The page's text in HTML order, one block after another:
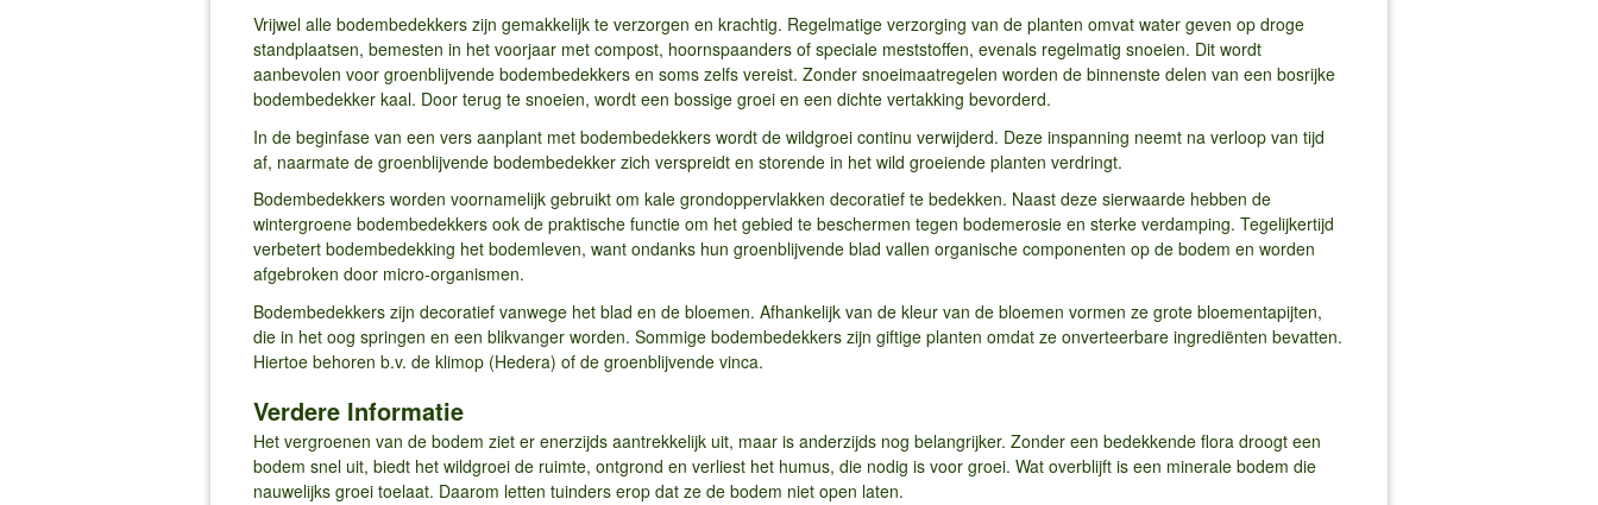
Vrijwel alle bodembedekkers zijn gemakkelijk te verzorgen en krachtig. Regelmatige verzorging van de planten omvat water geven op droge
standplaatsen, bemesten in het voorjaar met compost, hoornspaanders of speciale meststoffen, evenals regelmatig snoeien. Dit wordt
aanbevolen voor groenblijvende bodembedekkers en soms zelfs vereist. Zonder snoeimaatregelen worden de binnenste delen van een bosrijke
bodembedekker kaal. Door terug te snoeien, wordt een bossige groei en een dichte vertakking bevorderd.
In de beginfase van een vers aanplant met bodembedekkers wordt de wildgroei continu verwijderd. Deze inspanning neemt na verloop van tijd
af, naarmate de groenblijvende bodembedekker zich verspreidt en storende in het wild groeiende planten verdringt.
Bodembedekkers worden voornamelijk gebruikt om kale grondoppervlakken decoratief te bedekken. Naast deze sierwaarde hebben de
wintergroene bodembedekkers ook de praktische functie om het gebied te beschermen tegen bodemerosie en sterke verdamping. Tegelijkertijd
verbetert bodembedekking het bodemleven, want ondanks hun groenblijvende blad vallen organische componenten op de bodem en worden
afgebroken door micro-organismen.
Bodembedekkers zijn decoratief vanwege het blad en de bloemen. Afhankelijk van de kleur van de bloemen vormen ze grote bloementapijten,
die in het oog springen en een blikvanger worden. Sommige bodembedekkers zijn giftige planten omdat ze onverteerbare ingrediënten bevatten.
Hiertoe behoren b.v. de klimop (Hedera) of de groenblijvende vinca.
Verdere Informatie
Het vergroenen van de bodem ziet er enerzijds aantrekkelijk uit, maar is anderzijds nog belangrijker. Zonder een bedekkende flora droogt een
bodem snel uit, biedt het wildgroei de ruimte, ontgrond en verliest het humus, die nodig is voor groei. Wat overblijft is een minerale bodem die
nauwelijks groei toelaat. Daarom letten tuinders erop dat ze de bodem niet open laten.